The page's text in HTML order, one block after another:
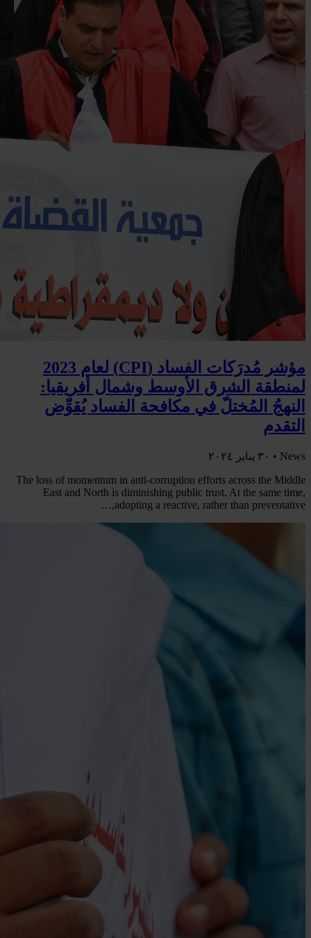
مؤشر مُدرَكات الفساد (CPI) لعام 2023
لمنطقة الشرق الأوسط وشمال أفريقيا:
النهجُ المُختلّ في مكافحة الفساد يُقوِّض
التقدم
News •
٣٠ يناير ٢٠٢٤
The loss of momentum in anti-corruption efforts across the Middle
East and North is diminishing public trust. At the same time,
adopting a reactive, rather than preventative,…